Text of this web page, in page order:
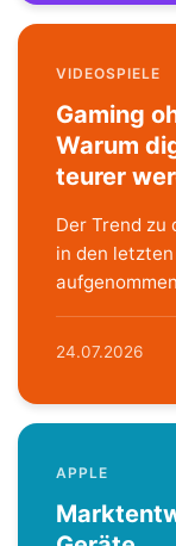
VIDEOSPIELE
Gaming
Warum
teurer
Der Trend zu
in den
24.07.2026
APPLE